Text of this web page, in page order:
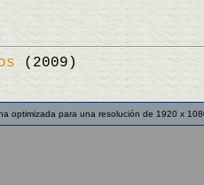
(2009)
optimizada para una resolución de 1920 x